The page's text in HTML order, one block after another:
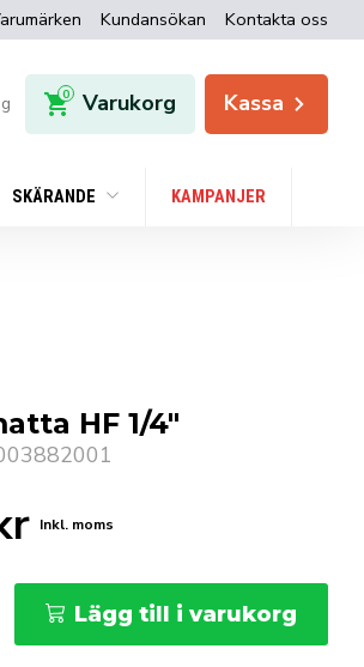
Kundansökan Kontakta oss
0 Varukorg Kassa
SKÄRANDE KAMPANJER
HF 1/4″
Inkl. moms
Lägg till i varukorg